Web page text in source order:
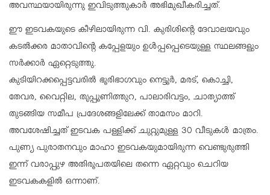
അവസ്ഥയായിരുന്നു ഇവിടുത്തുകാര്‍ അഭിമുഖീകരിച്ചത്.
ഈ ഇടവകയുടെ കീഴിലായിരുന്ന വി. കുരിശിന്റെ ദേവാലയവും
കടല്‍ക്കര മാതാവിന്റെ കപ്പേളയും ഉള്‍പ്പപ്പെടെയുള്ള സ്ഥലങ്ങളും
സര്‍ക്കാര്‍ ഏറ്റെടുത്തു.
കുടിയിറക്കപ്പെട്ടവരില്‍ ഭൂരിഭാഗവും നെട്ടൂര്‍, മരട്, കൊച്ചി,
തേവര, വൈറ്റില, തൃപ്പൂണിത്തുറ, പാലാരിവട്ടം, ചാത്യാത്ത്
തുടങ്ങിയ സമീപ പ്രദേശങ്ങളിലേക്ക് താമസം മാറി.
അവശേഷിച്ചത് ഇടവക പള്ളിക്ക് ചുറ്റുമുള്ള 30 വീടുകള്‍ മാത്രം.
പുണ്യ പുരാതനവും മാഹാ ഇടവകയുമായിരുന്ന വെണ്ടുരുത്തി
ഇന്ന് വരാപ്പുഴ അതിരൂപതയിലെ തന്നെ ഏറ്റവും ചെറിയ
ഇടവകകളില്‍ ഒന്നാണ്.